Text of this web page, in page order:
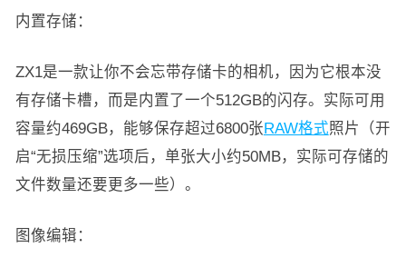
内置存储：
ZX1是一款让你不会忘带存储卡的相机，因为它根本没
有存储卡槽，而是内置了一个512GB的闪存。实际可用
容量约469GB，能够保存超过6800张RAW格式照片（开
启“无损压缩”选项后，单张大小约50MB，实际可存储的
文件数量还要更多一些）。
图像编辑：